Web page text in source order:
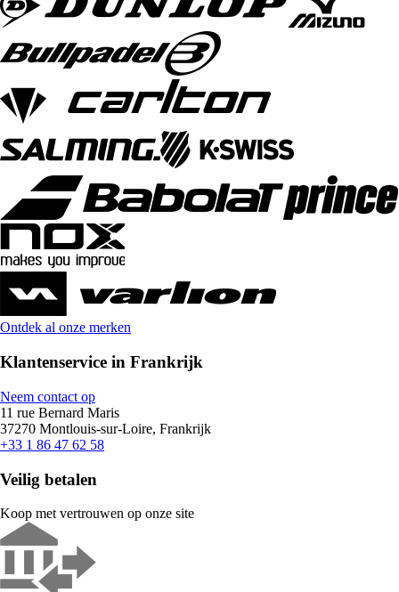
Ontdek al onze merken
Klantenservice in Frankrijk
Neem contact op
11 rue Bernard Maris
37270 Montlouis-sur-Loire, Frankrijk
+33 1 86 47 62 58
Veilig betalen
Koop met vertrouwen op onze site